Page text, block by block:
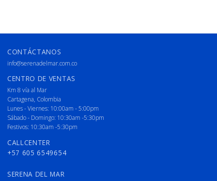
CONTÁCTANOS
info@serenadelmar.com.co
CENTRO DE VENTAS
Km 8 vía al Mar
Cartagena, Colombia
Lunes - Viernes: 10:00am - 5:00pm
Sábado - Domingo: 10:30am -5:30pm
Festivos: 10:30am -5:30pm
CALLCENTER
+57 605 6549654
SERENA DEL MAR